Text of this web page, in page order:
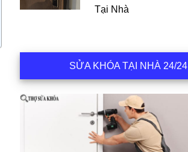
Tại Nhà
SỬA KHÓA TẠI NHÀ 24/24